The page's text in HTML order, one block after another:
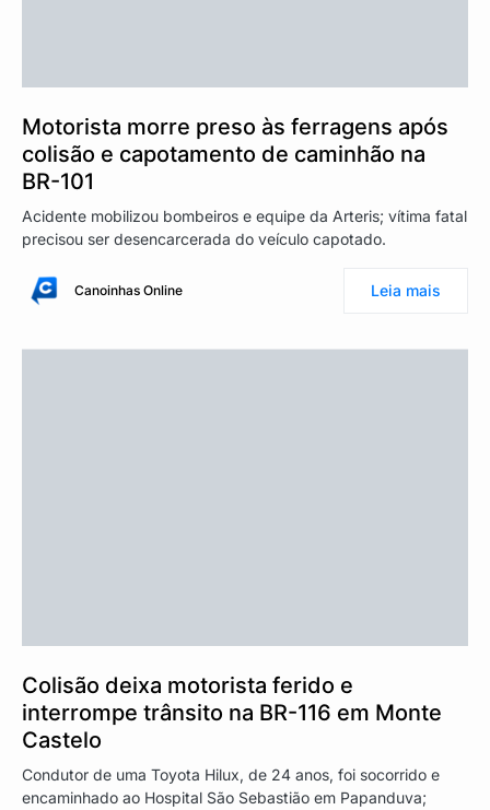
Motorista morre preso às ferragens após
colisão e capotamento de caminhão na
BR-101
Acidente mobilizou bombeiros e equipe da Arteris; vítima fatal
precisou ser desencarcerada do veículo capotado.
Canoinhas Online Leia mais
Colisão deixa motorista ferido e
interrompe trânsito na BR-116 em Monte
Castelo
Condutor de uma Toyota Hilux, de 24 anos, foi socorrido e
encaminhado ao Hospital São Sebastião em Papanduva;